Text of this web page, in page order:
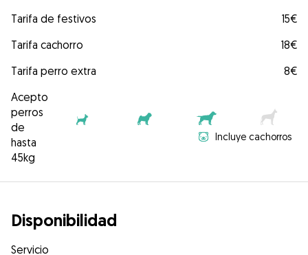
Tarifa de festivos
15€
Tarifa cachorro
18€
Tarifa perro extra
8€
Acepto
perros
de
hasta
45kg
Incluye cachorros
Disponibilidad
Servicio